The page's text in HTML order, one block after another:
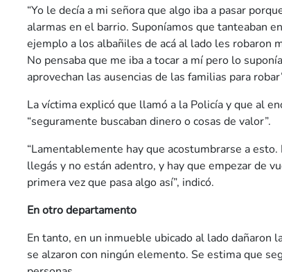
“Yo le decía a mi señora que algo iba a pasar
alarmas en el barrio. Suponíamos que tanteaban
ejemplo a los albañiles de acá al lado les robaron
No pensaba que me iba a tocar a mí pero lo
aprovechan las ausencias de las familias para
La víctima explicó que llamó a la Policía y que al
“seguramente buscaban dinero o cosas de valor”.
“Lamentablemente hay que acostumbrarse a
llegás y no están adentro, y hay que empezar de
primera vez que pasa algo así”, indicó.
En otro departamento
En tanto, en un inmueble ubicado al lado dañaron
se alzaron con ningún elemento. Se estima que